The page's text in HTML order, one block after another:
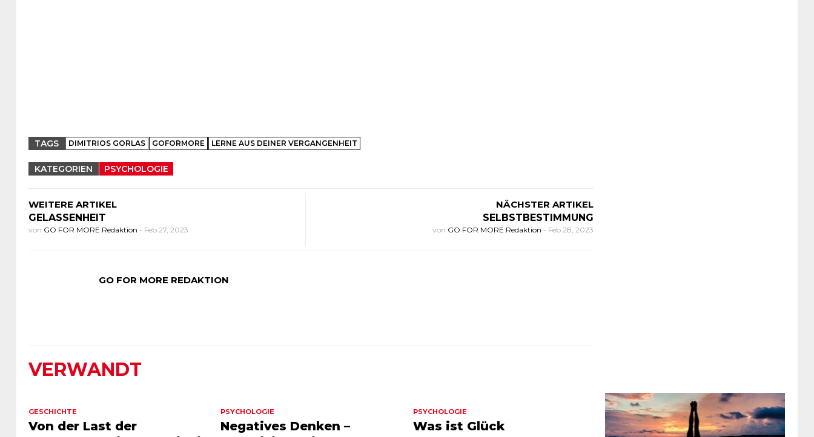
TAGS DIMITRIOS GORLAS GOFORMORE LERNE AUS DEINER VERGANGENHEIT
KATEGORIEN PSYCHOLOGIE
WEITERE ARTIKEL
GELASSENHEIT
von GO FOR MORE Redaktion - Feb 27, 2023
NÄCHSTER ARTIKEL
SELBSTBESTIMMUNG
von GO FOR MORE Redaktion - Feb 28, 2023
GO FOR MORE REDAKTION
VERWANDT
GESCHICHTE
Von der Last der
PSYCHOLOGIE
Negatives Denken –
PSYCHOLOGIE
Was ist Glück